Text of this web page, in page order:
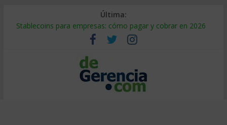
Última:
Stablecoins para empresas: cómo pagar y cobrar en 2026
Despido silencioso: qué es y por qué sale tan caro
IA en selección de personal: cómo auditarla a tiempo
Trabajo forzoso en la cadena de suministro: qué hacer
Mercado hispano de EE. UU.: cómo segmentarlo y venderle